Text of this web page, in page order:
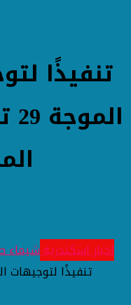
تنفيذًا
اخبار اسكندريةشيماء